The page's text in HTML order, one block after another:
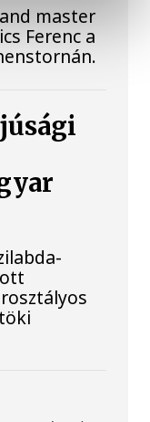
master
Ferenc a